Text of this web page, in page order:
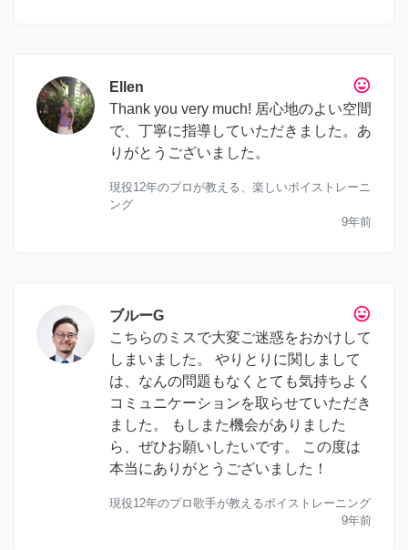
tag_faces
Ellen
Thank you very much! 居心地のよい空間
で、丁寧に指導していただきました。あ
りがとうございました。
現役12年のプロが教える、楽しいボイストレーニ
ング
9年前
tag_faces
ブルーG
こちらのミスで大変ご迷惑をおかけして
しまいました。 やりとりに関しまして
は、なんの問題もなくとても気持ちよく
コミュニケーションを取らせていただき
ました。 もしまた機会がありました
ら、ぜひお願いしたいです。 この度は
本当にありがとうございました！
現役12年のプロ歌手が教えるボイストレーニング
9年前